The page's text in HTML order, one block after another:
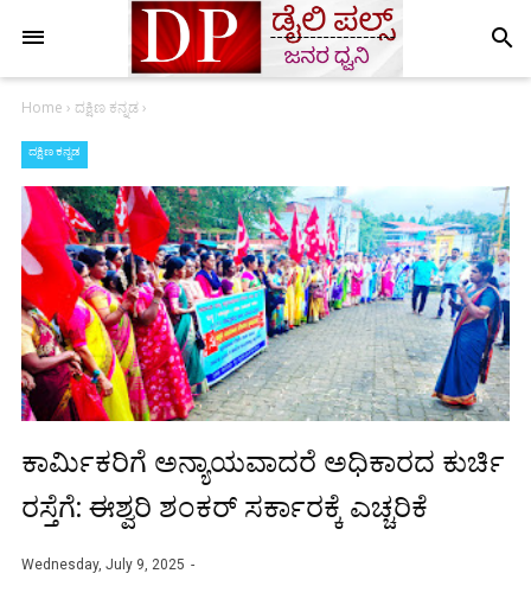
search
Home › ದಕ್ಷಿಣ ಕನ್ನಡ›
ದಕ್ಷಿಣ ಕನ್ನಡ
ಕಾರ್ಮಿಕರಿಗೆ ಅನ್ಯಾಯವಾದರೆ ಅಧಿಕಾರದ ಕುರ್ಚಿ
ರಸ್ತೆಗೆ: ಈಶ್ವರಿ ಶಂಕರ್ ಸರ್ಕಾರಕ್ಕೆ ಎಚ್ಚರಿಕೆ
Wednesday, July 9, 2025